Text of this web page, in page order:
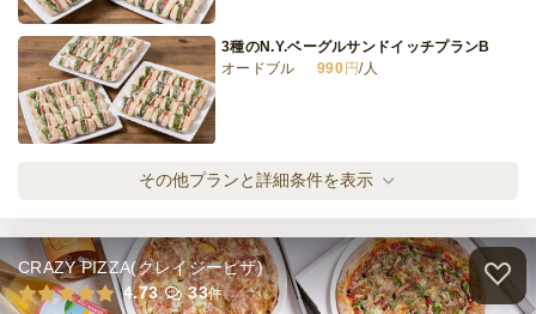
オードブル
12,000円
3種のN.Y.ベーグルサンドイッチプランB
オードブル
990円/人
〈ベジタリアン向け〉3種のN.Y.ベジタブル
サンド
3種のN.Y.スイーツベーグルプラン
その他プランと詳細条件を表示
CRAZY PIZZA(クレイジーピザ)
4.73
33件